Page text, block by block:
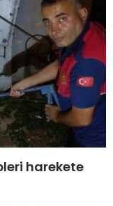
harekete